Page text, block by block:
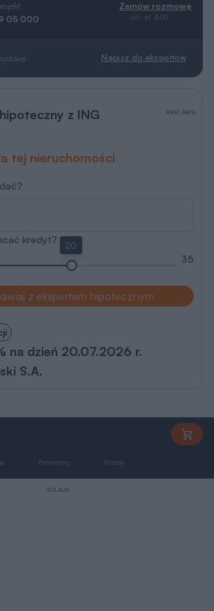
05 000
Zamów rozmowę
pn.-pt. 8-20
Napisz do ekspertów
z ING
tej nieruchomości
kredyt?
20
35
z ekspertem hipotecznym
na dzień 20.07.2026 r.
S.A.
REKLAMA
Parametry Koszty
REKLAMA